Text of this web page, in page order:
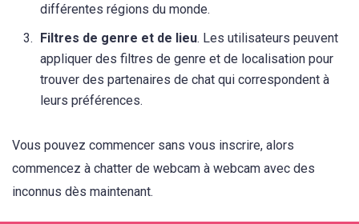
différentes régions du monde.
Filtres de genre et de lieu. Les utilisateurs peuvent
appliquer des filtres de genre et de localisation pour
trouver des partenaires de chat qui correspondent à
leurs préférences.
Vous pouvez commencer sans vous inscrire, alors
commencez à chatter de webcam à webcam avec des
inconnus dès maintenant.